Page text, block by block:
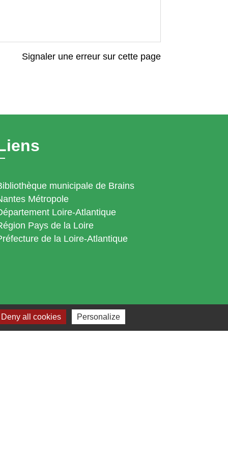
Signaler une erreur sur cette page
municipale de Brains
Métropole
Loire-Atlantique
Pays de la Loire
de la Loire-Atlantique
all cookies Personalize